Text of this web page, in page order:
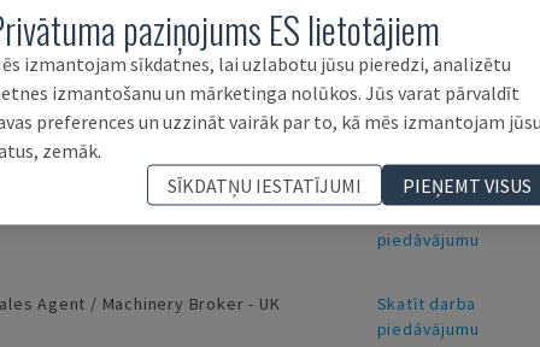
Procurement & Sales Manager
Skatīt darba
piedāvājumu
area Manager (Barcelona Office)
Skatīt darba
piedāvājumu
Agent / Machinery Broker - UK
Skatīt darba
piedāvājumu
paziņojums ES lietotājiem
izmantojam sīkdatnes, lai uzlabotu jūsu pieredzi, analizētu
izmantošanu un mārketinga nolūkos. Jūs varat pārvaldīt
preferences un uzzināt vairāk par to, kā mēs izmantojam
zemāk.
SĪKDATŅU IESTATĪJUMI
PIEŅEMT VISUS